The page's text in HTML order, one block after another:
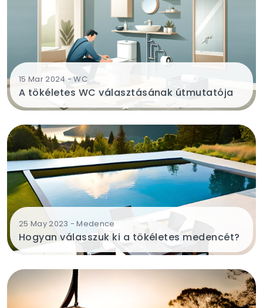
15 Mar 2024 - WC
A tökéletes WC választásának útmutatója
25 May 2023 - Medence
Hogyan válasszuk ki a tökéletes medencét?